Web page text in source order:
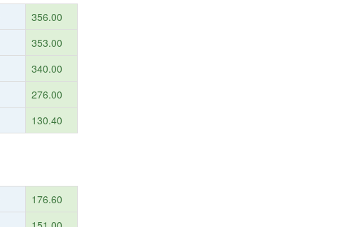
356.00
353.00
340.00
276.00
130.40
176.60